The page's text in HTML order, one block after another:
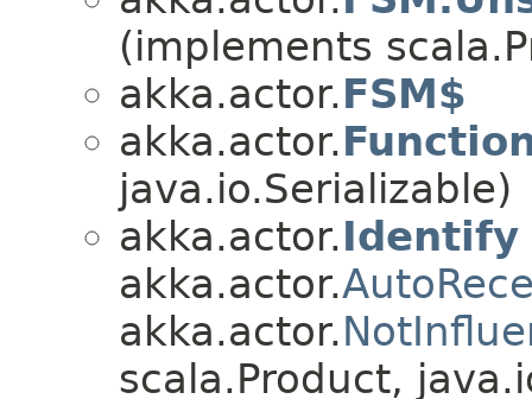
(implements
akka.actor.FSM$
akka.actor.
java.io.Serializable)
akka.actor.Identify
akka.actor.
akka.actor.
scala.Product,